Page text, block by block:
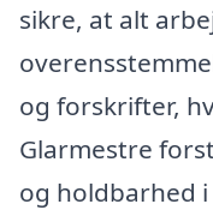
sikre, at alt
og forskrifter,
Glarmestre
og holdbarhed